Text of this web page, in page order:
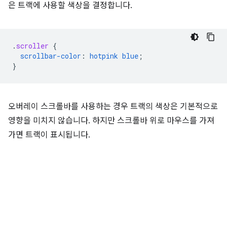
은 트랙에 사용할 색상을 결정합니다.
. scroller {
scrollbar-color : hotpink blue ;
}
오버레이 스크롤바를 사용하는 경우 트랙의 색상은 기본적으로
영향을 미치지 않습니다. 하지만 스크롤바 위로 마우스를 가져
가면 트랙이 표시됩니다.